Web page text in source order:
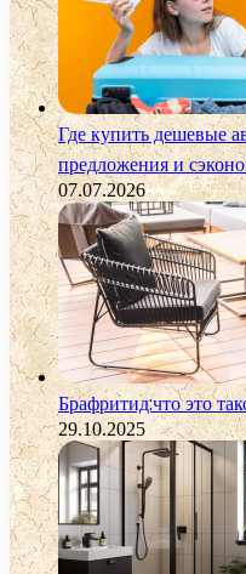
Где купить дешевые
предложения и
07.07.2026
Брафритид:что это
29.10.2025